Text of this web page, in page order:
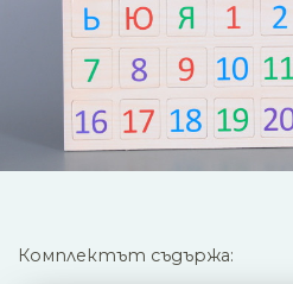
Комплектът съдържа: